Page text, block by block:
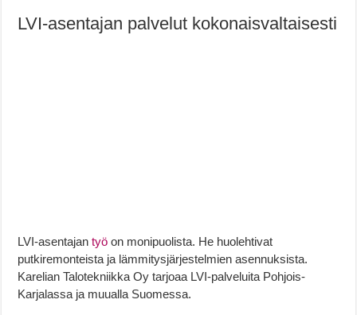
LVI-asentajan palvelut kokonaisvaltaisesti
LVI-asentajantyö on monipuolista. He huolehtivat
putkiremonteista ja lämmitysjärjestelmien asennuksista.
Karelian Talotekniikka Oy tarjoaa LVI-palveluita Pohjois-
Karjalassa ja muualla Suomessa.